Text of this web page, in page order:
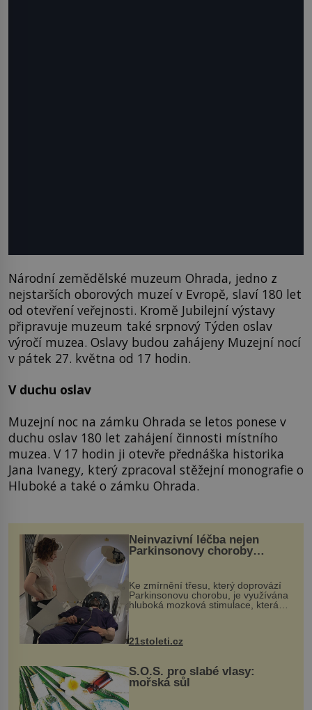
Národní zemědělské muzeum Ohrada, jedno z
nejstarších oborových muzeí v Evropě, slaví 180 let
od otevření veřejnosti. Kromě Jubilejní výstavy
připravuje muzeum také srpnový Týden oslav
výročí muzea. Oslavy budou zahájeny Muzejní nocí
v pátek 27. května od 17 hodin.
V duchu oslav
Muzejní noc na zámku Ohrada se letos ponese v
duchu oslav 180 let zahájení činnosti místního
muzea. V 17 hodin ji otevře přednáška historika
Jana Ivanegy, který zpracoval stěžejní monografie o
Hluboké a také o zámku Ohrada.
Neinvazivní léčba nejen
Parkinsonovy choroby
Ke zmírnění třesu, který doprovází
Parkinsonovu chorobu, je využívána
hluboká mozková stimulace, která
však vyžaduje vysoce invazivní
k dostatečně přesnému zacílení ...
21stoleti.cz
S.O.S. pro slabé vlasy:
mořská sůl